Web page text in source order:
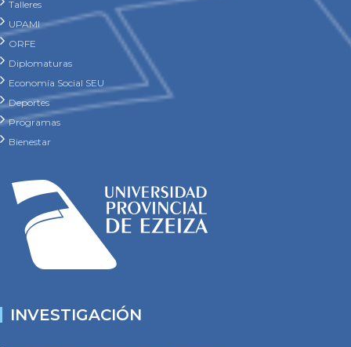
Talleres
UPAMI
ORFE
Diplomaturas
Economía Social SEU
Deportes
Programas
Bienestar
INVESTIGACIÓN